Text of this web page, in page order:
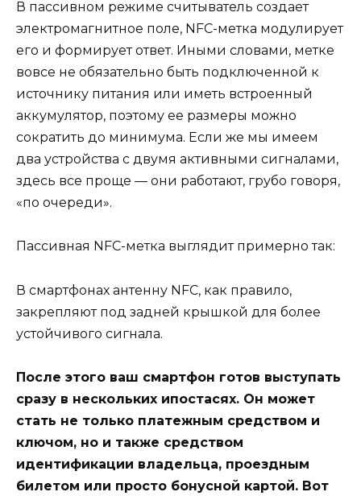
В пассивном режиме считыватель создает
электромагнитное поле, NFC-метка модулирует
его и формирует ответ. Иными словами, метке
вовсе не обязательно быть подключенной к
источнику питания или иметь встроенный
аккумулятор, поэтому ее размеры можно
сократить до минимума. Если же мы имеем
два устройства с двумя активными сигналами,
здесь все проще — они работают, грубо говоря,
«по очереди».
Пассивная NFC-метка выглядит примерно так:
В смартфонах антенну NFC, как правило,
закрепляют под задней крышкой для более
устойчивого сигнала.
После этого ваш смартфон готов выступать
сразу в нескольких ипостасях. Он может
стать не только платежным средством и
ключом, но и также средством
идентификации владельца, проездным
билетом или просто бонусной картой. Вот